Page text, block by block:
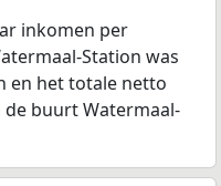
inkomen per
Station was
en het totale netto
buurt Watermaal-